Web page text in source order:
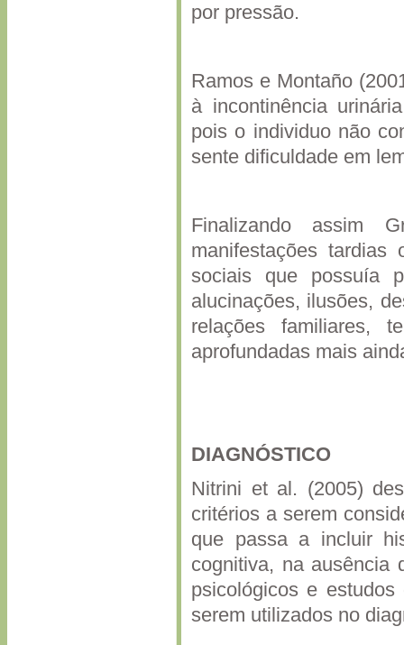
por pressão.
Ramos e Montaño
à incontinência
pois o individuo não
sente dificuldade em
Finalizando assim
manifestações
sociais que possuía
alucinações, ilusões,
relações familiares,
aprofundadas mais
DIAGNÓSTICO
Nitrini et al. (2005)
critérios a serem
que passa a incluir
cognitiva, na ausência
psicológicos e
serem utilizados no